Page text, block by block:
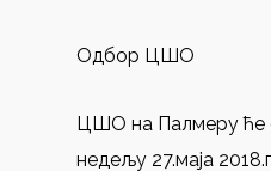
Одбор ЦШО
ЦШО на Палмеру ће
недељу 27.маја